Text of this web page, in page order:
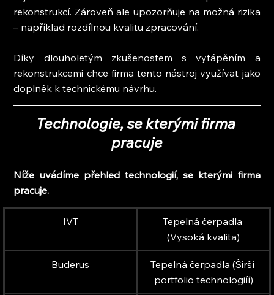
rekonstrukcí. Zároveň ale upozorňuje na možná rizika
– například rozdílnou kvalitu zpracování.
Díky dlouholetým zkušenostem s vytápěním a
rekonstrukcemi chce firma tento nástroj využívat jako
doplněk k technickému návrhu.
Technologie, se kterými firma
pracuje
Níže uvádíme přehled technologií, se kterými firma
pracuje.
IVT
Tepelná čerpadla
(Vysoká kvalita)
Buderus
Tepelná čerpadla (Širší
portfolio technologiíí)